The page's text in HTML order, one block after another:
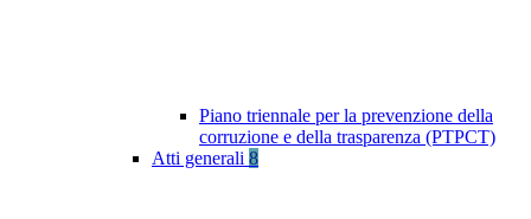
Piano triennale per la prevenzione della
corruzione e della trasparenza (PTPCT)
Atti generali 8